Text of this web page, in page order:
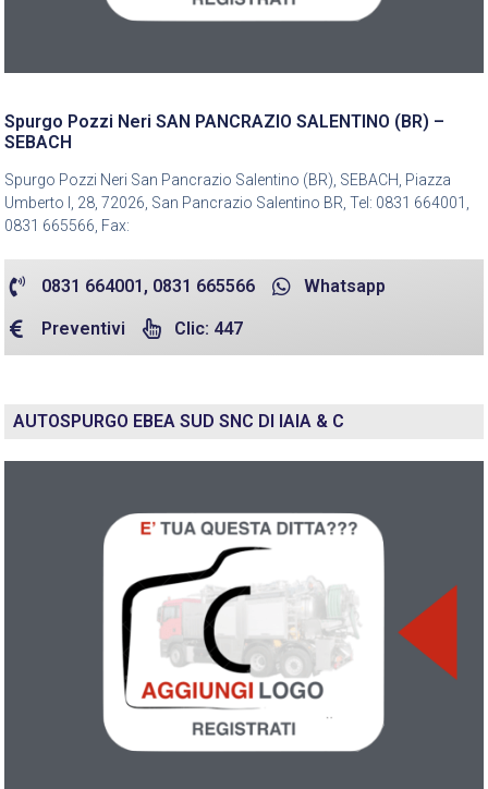
Spurgo Pozzi Neri SAN PANCRAZIO SALENTINO (BR) –
SEBACH
Spurgo Pozzi Neri San Pancrazio Salentino (BR), SEBACH, Piazza
Umberto I, 28, 72026, San Pancrazio Salentino BR, Tel: 0831 664001,
0831 665566, Fax:
0831 664001, 0831 665566 Whatsapp
Preventivi Clic: 447
AUTOSPURGO EBEA SUD SNC DI IAIA & C